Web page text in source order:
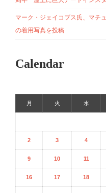
マーク・ジェイコブス氏、マチ
の着用写真を投稿
Calendar
月 火 水
2 3 4
9 10 11
16 17 18